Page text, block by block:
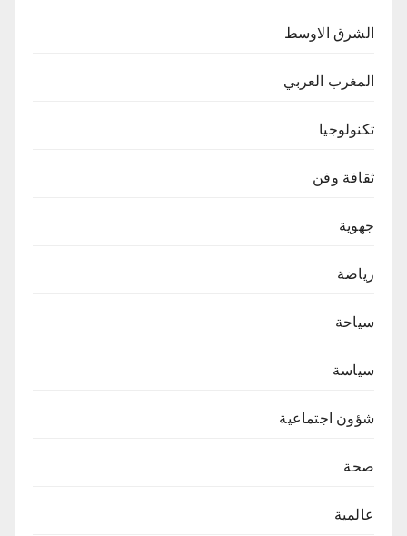
الشرق الاوسط
المغرب العربي
تكنولوجيا
ثقافة وفن
جهوية
رياضة
سياحة
سياسة
شؤون اجتماعية
صحة
عالمية